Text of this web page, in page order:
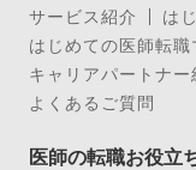
サービス紹介
は
はじめての医師転職
キャリアパートナー
よくあるご質問
医師の転職お役立